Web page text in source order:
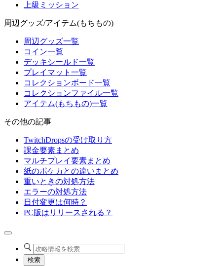
上級ミッション
周辺グッズ/アイテム(もちもの)
周辺グッズ一覧
コイン一覧
デッキシールド一覧
プレイマット一覧
コレクションボード一覧
コレクションファイル一覧
アイテム(もちもの)一覧
その他の記事
TwitchDropsの受け取り方
課金要素まとめ
マルチプレイ要素まとめ
紙のポケカとの違いまとめ
重いときの対処方法
エラーの対処方法
日付変更は何時？
PC版はリリースされる？
検索